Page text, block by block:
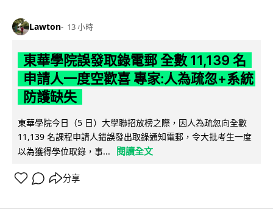
Lawton 13 小時
東華學院誤發取錄電郵 全數 11,139 名
申請人一度空歡喜 專家:人為疏忽+系統
防護缺失
東華學院今日（5 日）大學聯招放榜之際，因人為疏忽向全數
11,139 名課程申請人錯誤發出取錄通知電郵，令大批考生一度
以為獲得學位取錄，事...
閱讀全文
分享